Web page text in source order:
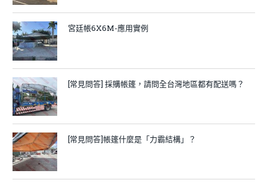
宮廷帳6X6M-應用實例
[常見問答] 採購帳篷，請問全台灣地區都有配送嗎？
[常見問答]帳篷什麼是「力霸結構」？